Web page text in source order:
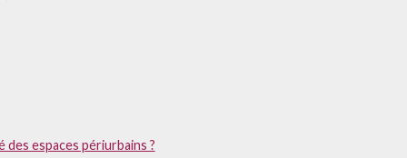
espaces périurbains ?